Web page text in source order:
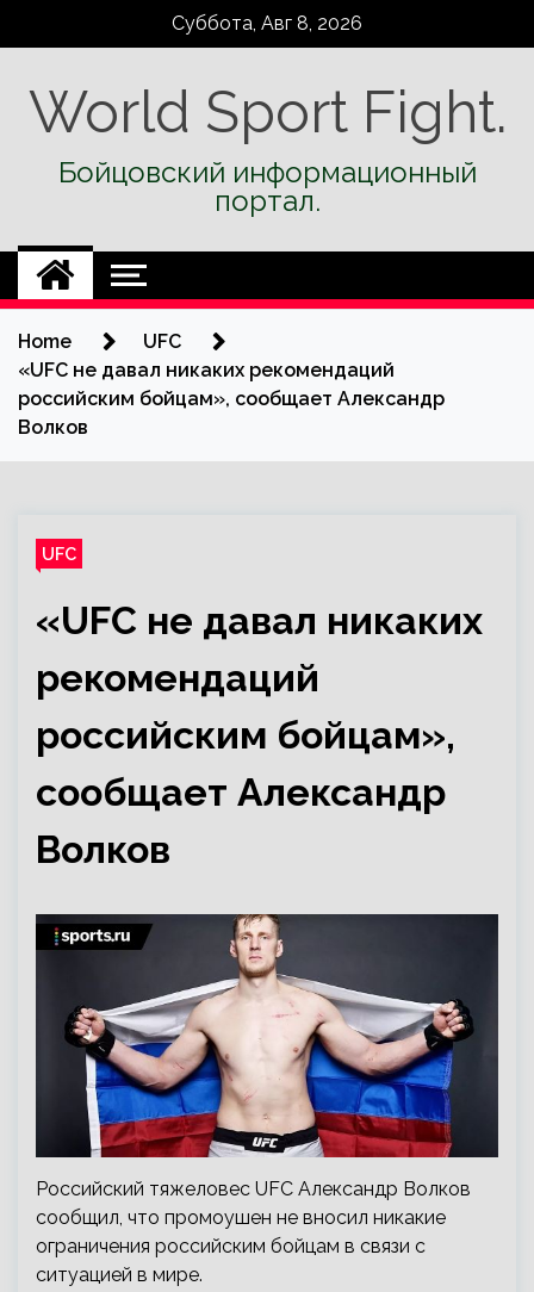
Суббота, Авг 8, 2026
World Sport Fight.
Бойцовский информационный
портал.
Home
UFC
«UFC не давал никаких рекомендаций
российским бойцам», сообщает Александр
Волков
UFC
«UFC не давал никаких
рекомендаций
российским бойцам»,
сообщает Александр
Волков
Российский тяжеловес UFC Александр Волков
сообщил, что промоушен не вносил никакие
ограничения российским бойцам в связи с
ситуацией в мире.